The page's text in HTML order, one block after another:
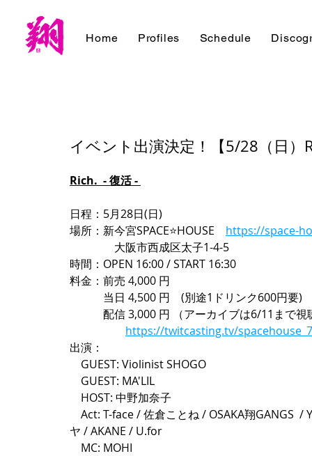
Home Profiles Schedule
イベント出演決定！【5/28（日）
Rich.  - 復活 -
日程：5月28日(日)
場所：新今宮SPACE⭐HOUSE https://space-
大阪市西成区太子1-4-5
時間：OPEN 16:00 / START 16:30
料金：前売 4,000 円
当日 4,500 円　(別途1ドリンク600円要)
配信 3,000 円 （アーカイブは6/11まで視
https://twitcasting.tv/
出演：
GUEST: Violinist SHOGO
GUEST: MA'LIL
HOST: 中野加奈子
Act: T-face / 佐倉ことね / OSAKA翔GANGS  /
ヤ / AKANE / U.for
MC: MOHI